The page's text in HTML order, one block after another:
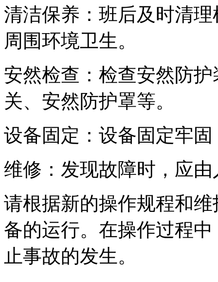
清洁保养：班后及时清
周围环境卫生。
安然检查：检查安然防
关、安然防护罩等。
设备固定：设备固定牢
维修：发现故障时，应
请根据新的操作规程和
备的运行。在操作过程
止事故的发生。